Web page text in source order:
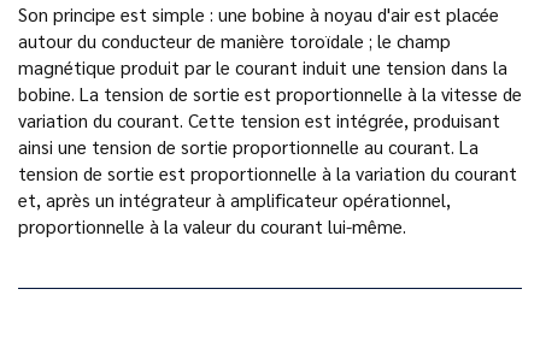
Son principe est simple : une bobine à noyau d'air est placée
autour du conducteur de manière toroïdale ; le champ
magnétique produit par le courant induit une tension dans la
bobine. La tension de sortie est proportionnelle à la vitesse de
variation du courant. Cette tension est intégrée, produisant
ainsi une tension de sortie proportionnelle au courant. La
tension de sortie est proportionnelle à la variation du courant
et, après un intégrateur à amplificateur opérationnel,
proportionnelle à la valeur du courant lui-même.